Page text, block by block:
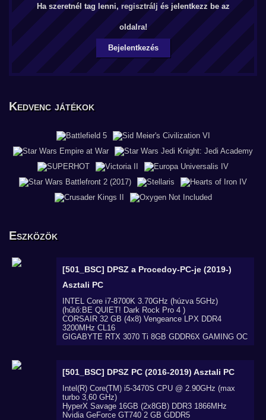
Ha szeretnél tag lenni, regisztrálj és jelentkezz be az
oldalra!
Bejelentkezés
Kedvenc játékok
Eszközök
[501_BSC] DPSZ a Procedoy-PC-je (2019-)
Asztali PC
INTEL Core i7-8700K 3.70GHz (húzva 5GHz)
(hűtő:BE QUIET! Dark Rock Pro 4 )
CORSAIR 32 GB (4x8) Vengeance LPX DDR4
3200MHz CL16
GIGABYTE RTX 3070 Ti 8GB GDDR6X GAMING OC
[501_BSC] DPSZ PC (2016-2019) Asztali PC
Intel(R) Core(TM) i5-3470S CPU @ 2.90GHz (max
turbo 3,60 GHz)
HyperX Savage 16GB (2x8GB) DDR3 1866MHz
Nvidia GeForce GT740 2 GB GDDR5